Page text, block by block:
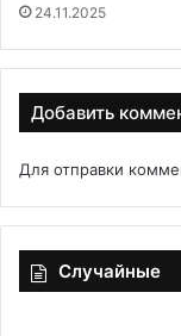
24.11.2025
Добавить
Для отправки
Случайные